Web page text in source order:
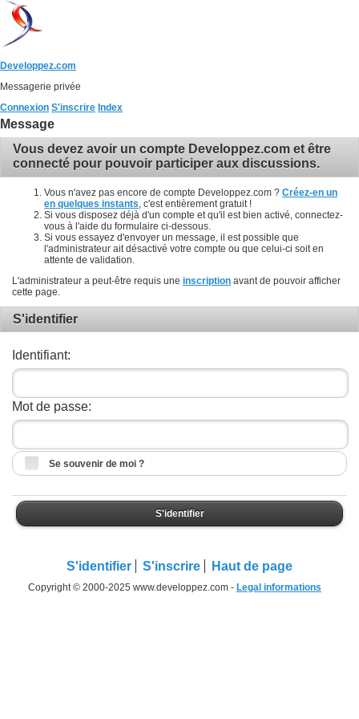
Developpez.com
Messagerie privée
Connexion S'inscrire Index
Message
Vous devez avoir un compte Developpez.com et être
connecté pour pouvoir participer aux discussions.
Vous n'avez pas encore de compte Developpez.com ? Créez-en un
en quelques instants , c'est entièrement gratuit !
Si vous disposez déjà d'un compte et qu'il est bien activé, connectez-
vous à l'aide du formulaire ci-dessous.
Si vous essayez d'envoyer un message, il est possible que
l'administrateur ait désactivé votre compte ou que celui-ci soit en
attente de validation.
L'administrateur a peut-être requis une inscription avant de pouvoir afficher
cette page.
S'identifier
Identifiant:
Mot de passe:
Se souvenir de moi ?
S'identifier
S'identifier S'inscrire Haut de page
Copyright © 2000-2025 www.developpez.com - Legal informations